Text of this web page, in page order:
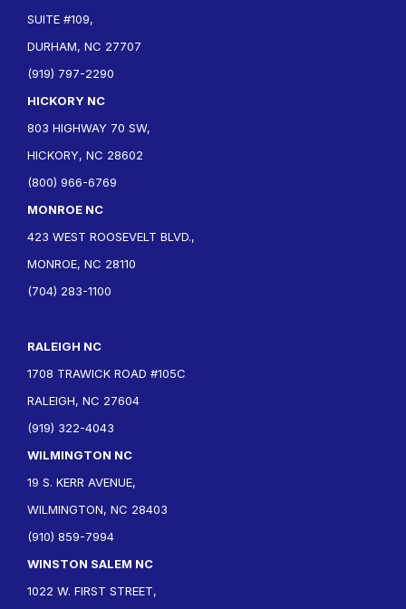
SUITE #109,
DURHAM, NC 27707
(919) 797-2290
HICKORY NC
803 HIGHWAY 70 SW,
HICKORY, NC 28602
(800) 966-6769
MONROE NC
423 WEST ROOSEVELT BLVD.,
MONROE, NC 28110
(704) 283-1100
RALEIGH NC
1708 TRAWICK ROAD #105C
RALEIGH, NC 27604
(919) 322-4043
WILMINGTON NC
19 S. KERR AVENUE,
WILMINGTON, NC 28403
(910) 859-7994
WINSTON SALEM NC
1022 W. FIRST STREET,